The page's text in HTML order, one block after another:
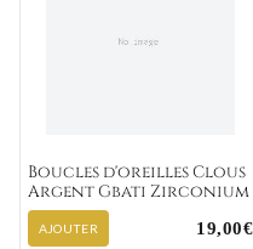
Boucles d'oreilles Clous
Argent Gbati Zirconium
AJOUTER 19,00€